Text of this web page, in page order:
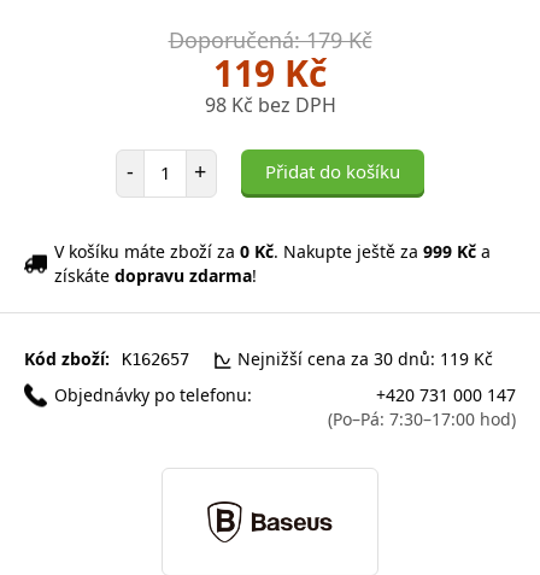
Doporučená: 179 Kč
119 Kč
98 Kč bez DPH
- Počet položek
+ Přidat do košíku
V košíku máte zboží za 0 Kč. Nakupte ještě za 999 Kč a
získáte dopravu zdarma!
Kód zboží: K162657
Nejnižší cena za 30 dnů: 119 Kč
Objednávky po telefonu:
+420 731 000 147
(Po–Pá: 7:30–17:00 hod)